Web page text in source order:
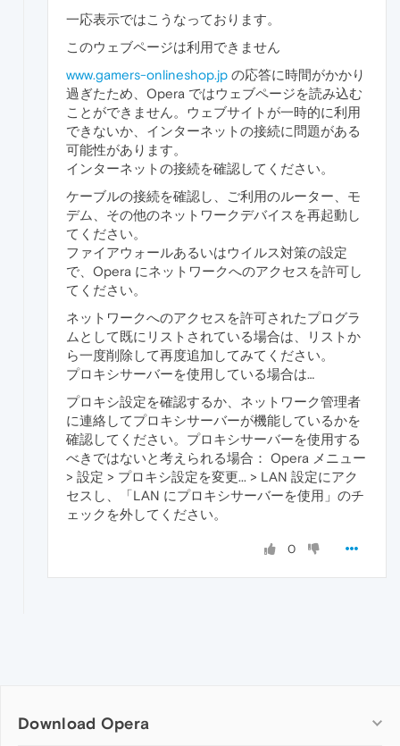
一応表示ではこうなっております。
このウェブページは利用できません
www.gamers-onlineshop.jp の応答に時間がかかり
過ぎたため、Opera ではウェブページを読み込む
ことができません。ウェブサイトが一時的に利用
できないか、インターネットの接続に問題がある
可能性があります。
インターネットの接続を確認してください。
ケーブルの接続を確認し、ご利用のルーター、モ
デム、その他のネットワークデバイスを再起動し
てください。
ファイアウォールあるいはウイルス対策の設定
で、Opera にネットワークへのアクセスを許可し
てください。
ネットワークへのアクセスを許可されたプログラ
ムとして既にリストされている場合は、リストか
ら一度削除して再度追加してみてください。
プロキシサーバーを使用している場合は…
プロキシ設定を確認するか、ネットワーク管理者
に連絡してプロキシサーバーが機能しているかを
確認してください。プロキシサーバーを使用する
べきではないと考えられる場合： Opera メニュー
> 設定 > プロキシ設定を変更... > LAN 設定にアク
セスし、「LAN にプロキシサーバーを使用」のチ
ェックを外してください。
0
Download Opera